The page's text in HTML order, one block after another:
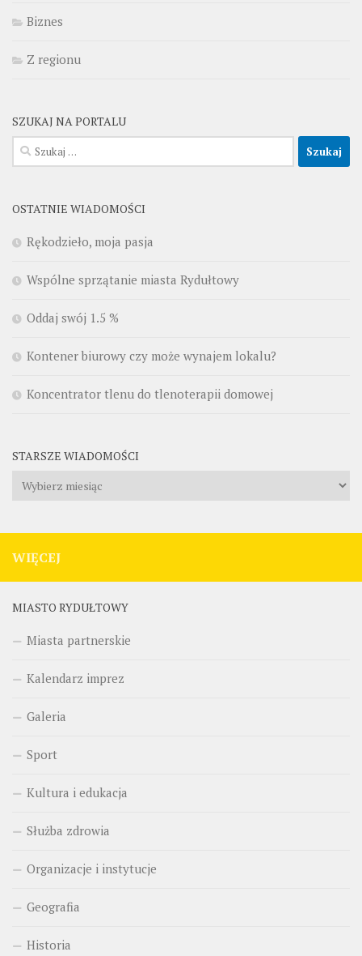
Biznes
Z regionu
SZUKAJ NA PORTALU
Szukaj:
OSTATNIE WIADOMOŚCI
Rękodzieło, moja pasja
Wspólne sprzątanie miasta Rydułtowy
Oddaj swój 1.5 %
Kontener biurowy czy może wynajem lokalu?
Koncentrator tlenu do tlenoterapii domowej
STARSZE WIADOMOŚCI
Starsze
WIĘCEJ
MIASTO RYDUŁTOWY
Miasta partnerskie
Kalendarz imprez
Galeria
Sport
Kultura i edukacja
Służba zdrowia
Organizacje i instytucje
Geografia
Historia